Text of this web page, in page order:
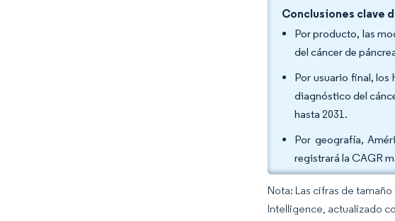
Conclusiones clave
Por producto, las
del cáncer de
Por usuario final,
diagnóstico del
hasta 2031.
Por geografía,
registrará la CAGR
Nota: Las cifras de
Intelligence, actualizado